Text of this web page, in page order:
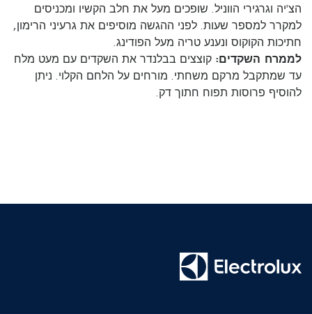
הצ'יה וגרגירי הווניל. שופכים מעל את חלב הקשיו ומכניסים
למקרר למספר שעות. לפני ההגשה מוסיפים את גרעיני הרימון,
חתיכות הקוקוס ונענע טריה מעל הפודינג.
לממרח השקדים: קוצצים בבלנדר את השקדים עם מעט מלח
עד שמתקבל מרקם משחתי. מורחים על הלחם הקלוי. ניתן
להוסיף פרוסות תפוח חתוך דק.